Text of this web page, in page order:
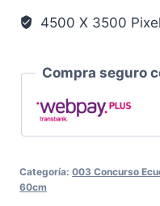
cantidad
4500 X 3500
Compra seguro
Categoría: 003 Concurso
60cm